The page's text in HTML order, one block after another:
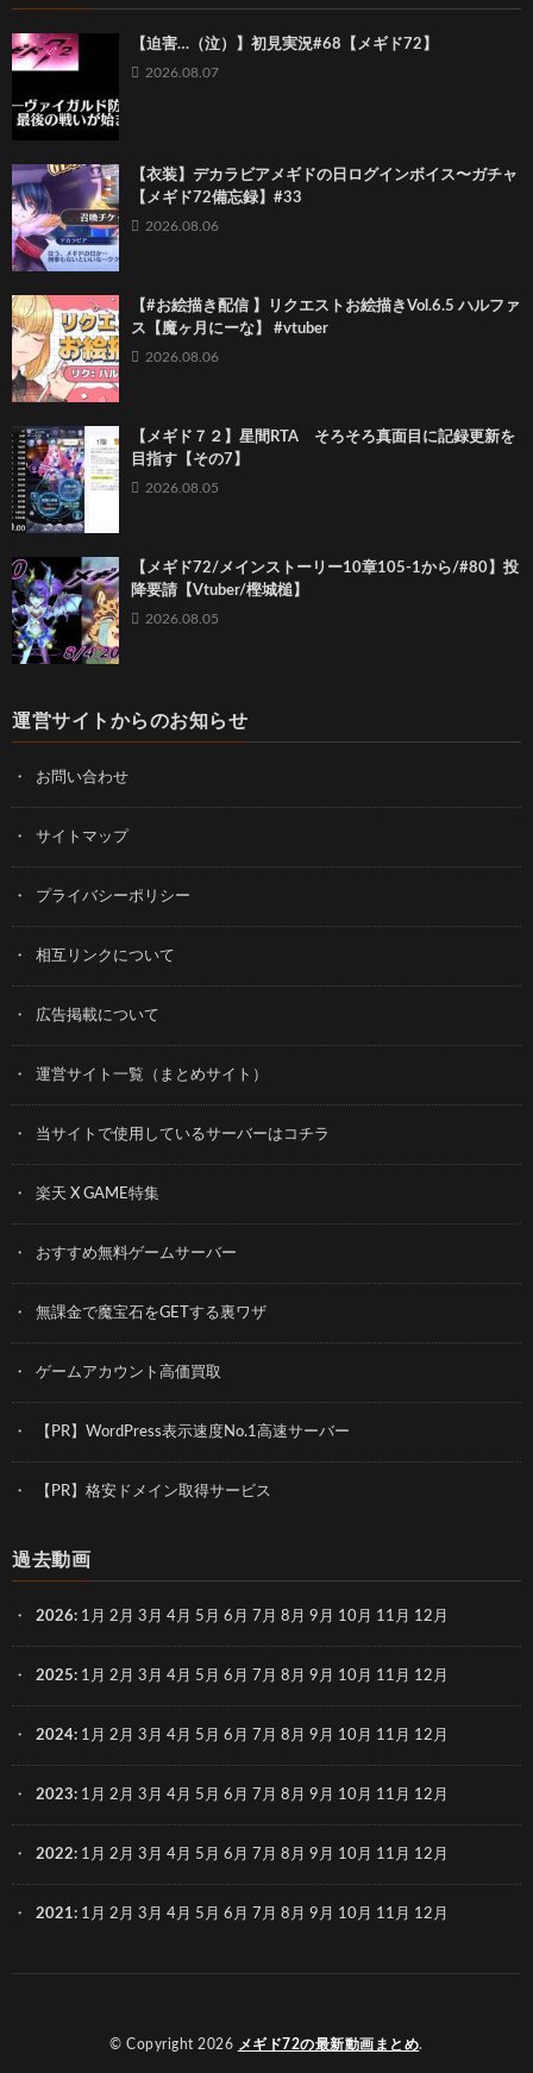
【迫害…（泣）】初見実況#68【メギド72】
2026.08.07
【衣装】デカラビアメギドの日ログインボイス〜ガチャ
【メギド72備忘録】#33
2026.08.06
【#お絵描き配信 】リクエストお絵描きVol.6.5 ハルファ
ス【魔ヶ月にーな】 #vtuber
2026.08.06
【メギド７２】星間RTA そろそろ真面目に記録更新を
目指す【その7】
2026.08.05
【メギド72/メインストーリー10章105-1から/#80】投
降要請【Vtuber/樫城槌】
2026.08.05
運営サイトからのお知らせ
お問い合わせ
サイトマップ
プライバシーポリシー
相互リンクについて
広告掲載について
運営サイト一覧（まとめサイト）
当サイトで使用しているサーバーはコチラ
楽天 X GAME特集
おすすめ無料ゲームサーバー
無課金で魔宝石をGETする裏ワザ
ゲームアカウント高価買取
【PR】WordPress表示速度No.1高速サーバー
【PR】格安ドメイン取得サービス
過去動画
2026: 1月 2月 3月 4月 5月 6月 7月 8月 9月 10月 11月 12月
2025: 1月 2月 3月 4月 5月 6月 7月 8月 9月 10月 11月 12月
2024: 1月 2月 3月 4月 5月 6月 7月 8月 9月 10月 11月 12月
2023: 1月 2月 3月 4月 5月 6月 7月 8月 9月 10月 11月 12月
2022: 1月 2月 3月 4月 5月 6月 7月 8月 9月 10月 11月 12月
2021: 1月 2月 3月 4月 5月 6月 7月 8月 9月 10月 11月 12月
© Copyright 2026 メギド72の最新動画まとめ.